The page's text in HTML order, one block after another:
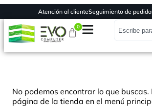
Atención al clienteSeguimiento de
0
No podemos encontrar lo que buscas.
página de la tienda en el menú